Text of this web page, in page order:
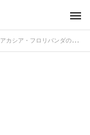
アカシア・フロリバンダの育て方完全ガイド【成功の鍵はコレだ！】